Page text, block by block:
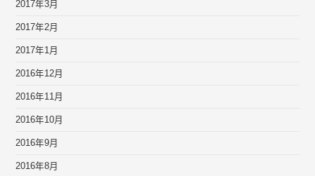
2017年3月
2017年2月
2017年1月
2016年12月
2016年11月
2016年10月
2016年9月
2016年8月